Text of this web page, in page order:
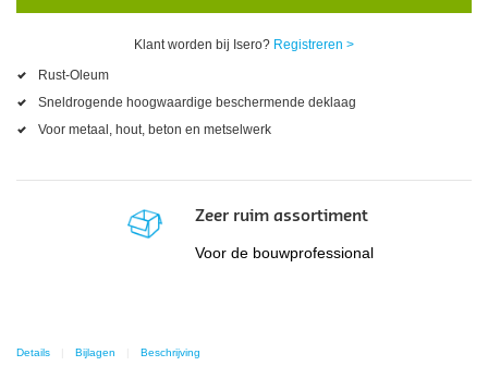
Klant worden bij Isero? Registreren >
Rust-Oleum
Sneldrogende hoogwaardige beschermende deklaag
Voor metaal, hout, beton en metselwerk
Zeer ruim assortiment
Voor de bouwprofessional
Details Bijlagen Beschrijving